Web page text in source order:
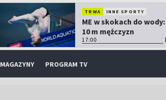
TRWA INNE SPORTY
ME w skokach do wody:
10 m mężczyzn
17:00
MAGAZYNY PROGRAM TV